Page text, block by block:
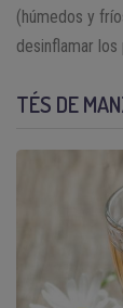
(húmedos y
desinflamar los
TÉS DE